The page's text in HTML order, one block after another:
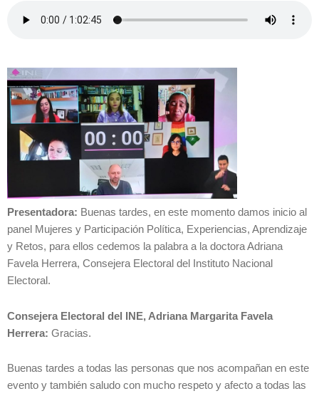
Presentadora: Buenas tardes, en este momento damos inicio al
panel Mujeres y Participación Política, Experiencias, Aprendizaje
y Retos, para ellos cedemos la palabra a la doctora Adriana
Favela Herrera, Consejera Electoral del Instituto Nacional
Electoral.
Consejera Electoral del INE, Adriana Margarita Favela
Herrera: Gracias.
Buenas tardes a todas las personas que nos acompañan en este
evento y también saludo con mucho respeto y afecto a todas las